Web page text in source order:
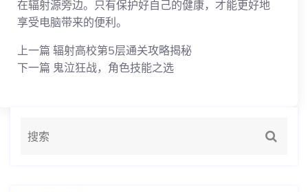
在辐射源旁边。只有保护好自己的健康，才能更好地
享受电脑带来的便利。
上一篇 辐射高校第5层通关攻略揭秘
下一篇 鬼泣狂战，角色技能之选